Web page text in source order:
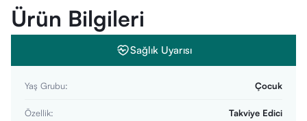
Ürün Bilgileri
Sağlık Uyarısı
Yaş Grubu: Çocuk
Özellik: Takviye Edici